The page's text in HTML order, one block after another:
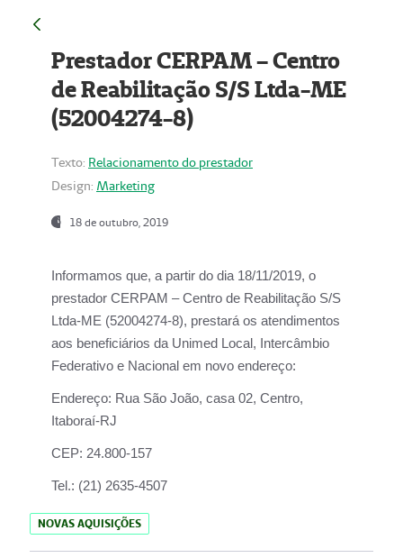
Prestador CERPAM – Centro
de Reabilitação S/S Ltda-ME
(52004274-8)
Texto: Relacionamento do prestador
Design: Marketing
18 de outubro, 2019
Informamos que, a partir do dia 18/11/2019, o
prestador CERPAM – Centro de Reabilitação S/S
Ltda-ME (52004274-8), prestará os atendimentos
aos beneficiários da Unimed Local, Intercâmbio
Federativo e Nacional em novo endereço:
Endereço: Rua São João, casa 02, Centro,
Itaboraí-RJ
CEP: 24.800-157
Tel.: (21) 2635-4507
NOVAS AQUISIÇÕES